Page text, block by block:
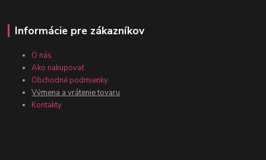
Informácie pre zákazníkov
O nás
Ako nakupovať
Obchodné podmienky
Výmena a vrátenie tovaru
Kontakty